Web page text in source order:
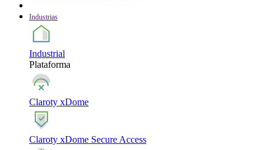
Industrias
Industrial
Plataforma
Claroty xDome
Claroty xDome Secure Access